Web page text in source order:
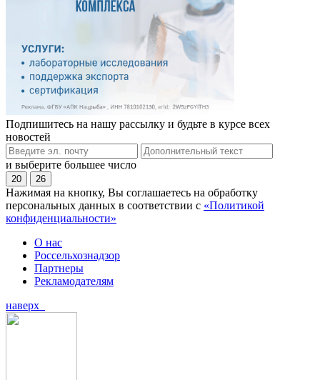
Подпишитесь на нашу рассылку и будьте в курсе всех
новостей
и выберите большее число
20 26
Нажимая на кнопку, Вы соглашаетесь на обработку
персональных данных в соответствии с «Политикой
конфиденциальности»
О нас
Россельхознадзор
Партнеры
Рекламодателям
наверх